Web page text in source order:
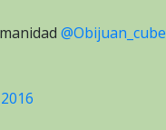
@Obijuan_cube